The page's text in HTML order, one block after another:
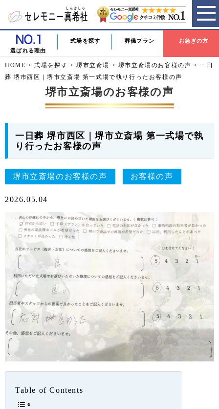
選ばれる理由
式場を探す 葬儀プラン お急ぎの方
HOME >式場を探す >堺市立斎場 > 堺市立斎場のお客様の声 >一日
葬 堺市西区｜堺市立斎場 第一式場で執り行ったお客様の声
堺市立斎場のお客様の声
一日葬 堺市西区｜堺市立斎場 第一式場で執
り行ったお客様の声
堺市立斎場のお客様の声 お客様の声
2026.05.04
Table of Contents